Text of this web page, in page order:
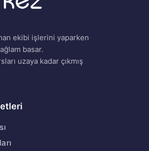
ekibi işlerini yaparken
basar.
uzaya kadar çıkmış